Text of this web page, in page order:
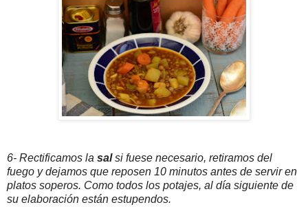
6- Rectificamos la salsi fuese necesario, retiramos del
fuego y dejamos que reposen 10 minutos antes de servir en
platos soperos. Como todos los potajes, al día siguiente de
su elaboración están estupendos.